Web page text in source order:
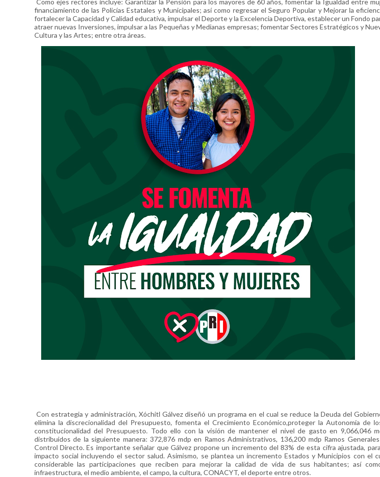
Como ejes rectores incluye: Garantizar la Pensión para los mayores de 60 años, fomentar la Igualdad entre
financiamiento de las Policías Estatales y Municipales; así como regresar el Seguro Popular y Mejorar la
fortalecer la Capacidad y Calidad educativa, impulsar el Deporte y la Excelencia Deportiva, establecer un Fondo
atraer nuevas Inversiones, impulsar a las Pequeñas y Medianas empresas; fomentar Sectores Estratégicos y
Cultura y las Artes; entre otra áreas.
Con estrategia y administración, Xóchitl Gálvez diseñó un programa en el cual se reduce la Deuda del
elimina la discrecionalidad del Presupuesto, fomenta el Crecimiento Económico,proteger la Autonomía de
constitucionalidad del Presupuesto. Todo ello con la visión de mantener el nivel de gasto en 9,066,046
distribuidos de la siguiente manera: 372,876 mdp en Ramos Administrativos, 136,200 mdp Ramos
Control Directo. Es importante señalar que Gálvez propone un incremento del 83% de esta cifra ajustada,
impacto social incluyendo el sector salud. Asimismo, se plantea un incremento Estados y Municipios con el
considerable las participaciones que reciben para mejorar la calidad de vida de sus habitantes; así
infraestructura, el medio ambiente, el campo, la cultura, CONACYT, el deporte entre otros.